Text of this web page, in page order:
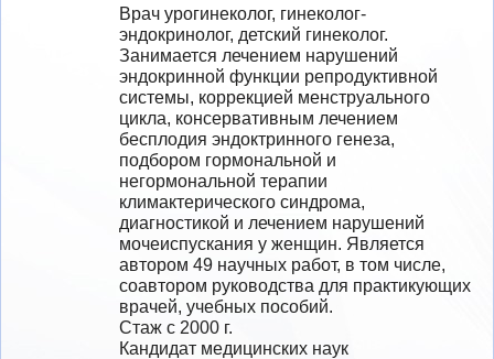
Врач урогинеколог, гинеколог-
эндокринолог, детский гинеколог.
Занимается лечением нарушений
эндокринной функции репродуктивной
системы, коррекцией менструального
цикла, консервативным лечением
бесплодия эндоктринного генеза,
подбором гормональной и
негормональной терапии
климактерического синдрома,
диагностикой и лечением нарушений
мочеиспускания у женщин. Является
автором 49 научных работ, в том числе,
соавтором руководства для практикующих
врачей, учебных пособий.
Стаж с 2000 г.
Кандидат медицинских наук